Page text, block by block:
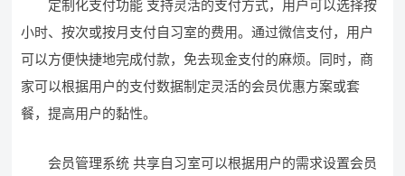
定制化支付功能 支持灵活的支付方式，用户可以选择按
小时、按次或按月支付自习室的费用。通过微信支付，用户
可以方便快捷地完成付款，免去现金支付的麻烦。同时，商
家可以根据用户的支付数据制定灵活的会员优惠方案或套
餐，提高用户的黏性。
会员管理系统 共享自习室可以根据用户的需求设置会员